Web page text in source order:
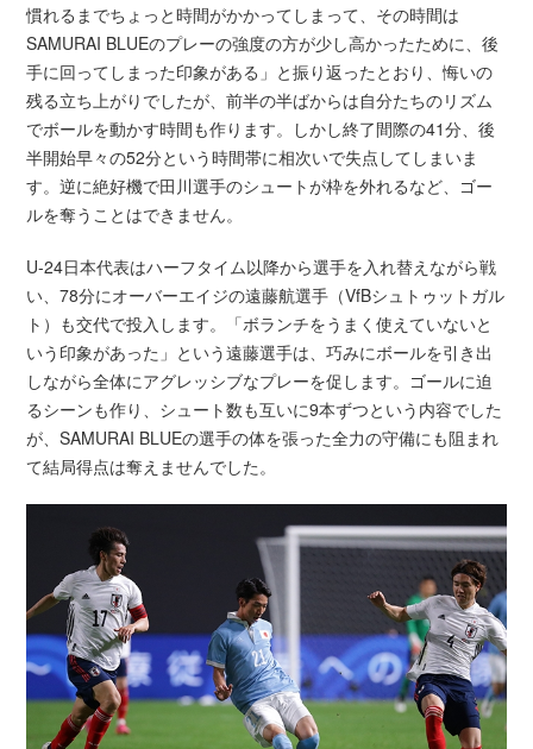
慣れるまでちょっと時間がかかってしまって、その時間は
SAMURAI BLUEのプレーの強度の方が少し高かったために、後
手に回ってしまった印象がある」と振り返ったとおり、悔いの
残る立ち上がりでしたが、前半の半ばからは自分たちのリズム
でボールを動かす時間も作ります。しかし終了間際の41分、後
半開始早々の52分という時間帯に相次いで失点してしまいま
す。逆に絶好機で田川選手のシュートが枠を外れるなど、ゴー
ルを奪うことはできません。
U-24日本代表はハーフタイム以降から選手を入れ替えながら戦
い、78分にオーバーエイジの遠藤航選手（VfBシュトゥットガル
ト）も交代で投入します。「ボランチをうまく使えていないと
いう印象があった」という遠藤選手は、巧みにボールを引き出
しながら全体にアグレッシブなプレーを促します。ゴールに迫
るシーンも作り、シュート数も互いに9本ずつという内容でした
が、SAMURAI BLUEの選手の体を張った全力の守備にも阻まれ
て結局得点は奪えませんでした。